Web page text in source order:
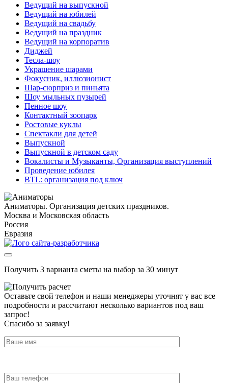
Ведущий на выпускной
Ведущий на юбилей
Ведущий на свадьбу
Ведущий на праздник
Ведущий на корпоратив
Диджей
Тесла-шоу
Украшение шарами
Фокусник, иллюзионист
Шар-сюрприз и пиньята
Шоу мыльных пузырей
Пенное шоу
Контактный зоопарк
Ростовые куклы
Спектакли для детей
Выпускной
Выпускной в детском саду
Вокалисты и Музыканты, Организация выступлений
Проведение юбилея
BTL: организация под ключ
Аниматоры. Организация детских праздников.
Москва и Московская область
Россия
Евразия
Получить 3 варианта сметы на выбор за 30 минут
Оставьте свой телефон и наши менеджеры уточнят у вас все
подробности и рассчитают несколько вариантов под ваш
запрос!
Спасибо за заявку!